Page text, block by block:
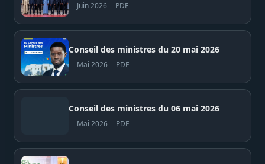
Juin 2026 PDF
Conseil des ministres du 20 mai 2026
Mai 2026 PDF
Conseil des ministres du 06 mai 2026
Mai 2026 PDF